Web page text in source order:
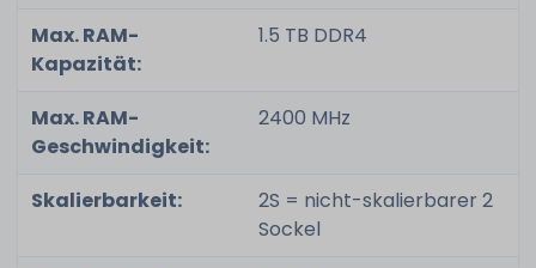
Max. RAM-
Kapazität:
1.5 TB DDR4
Max. RAM-
Geschwindigkeit:
2400 MHz
Skalierbarkeit:
2S = nicht-skalierbarer 2
Sockel